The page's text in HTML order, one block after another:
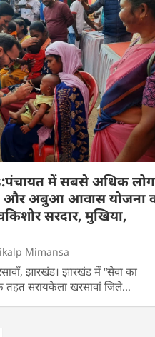
में सबसे अधिक लोग
और अबुआ आवास योजना
सरदार, मुखिया,
Mimansa
झारखंड। झारखंड में “सेवा का
तहत सरायकेला खरसावां जिले…